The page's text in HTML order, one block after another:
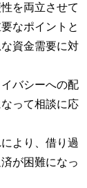
を両立させて
なポイントと
資金需要に対
バシーへの配
って相談に応
より、借り過
が困難になっ